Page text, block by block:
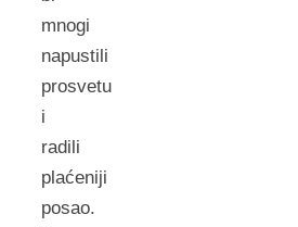
mnogi
napustili
prosvetu
i
radili
plaćeniji
posao.